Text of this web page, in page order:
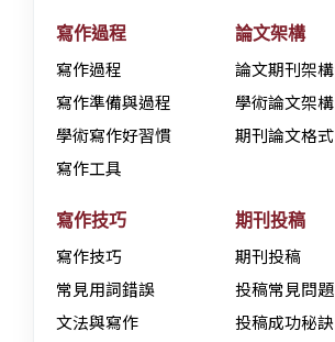
寫作過程
寫作過程
寫作準備與過程
學術寫作好習慣
寫作工具
論文架構
論文期刊架構
學術論文架構
期刊論文格式
寫作技巧
寫作技巧
常見用詞錯誤
文法與寫作
期刊投稿
期刊投稿
投稿常見問題
投稿成功秘訣